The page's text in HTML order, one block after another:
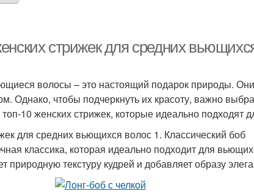
стрижек для средних
волосы – это настоящий подарок природы. Они
Однако, чтобы подчеркнуть их красоту, важно
10 женских стрижек, которые идеально подходят
для средних вьющихся волос 1. Классический боб
классика, которая идеально подходит для
природную текстуру кудрей и добавляет образу